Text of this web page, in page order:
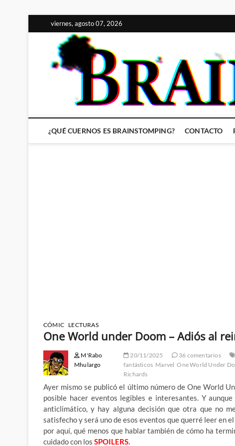
al
contenido
viernes, agosto 07, 2026
¿QUÉ CUERNOS ES BRAINSTOMPING? CONTACTO
CÓMIC LECTURAS
One World under Doom – Adiós al
M'Rabo
Mhulargo
20/11/2025 36 comentarios
fantásticos Marvel One World Under
Richards
Ayer mismo se publicó el último número de One World
posible hacer eventos legibles e interesantes. Y
anticlimático, y hay alguna decisión que otra que no
satisfecho y será uno de esos eventos que querré leer en
por aquí, qué menos que hablar también de cómo ha
cuidado con los SPOILERS.